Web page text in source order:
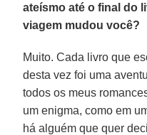
ateísmo até o final do
viagem mudou você?
Muito. Cada livro que
desta vez foi uma
todos os meus
um enigma, como em
há alguém que quer